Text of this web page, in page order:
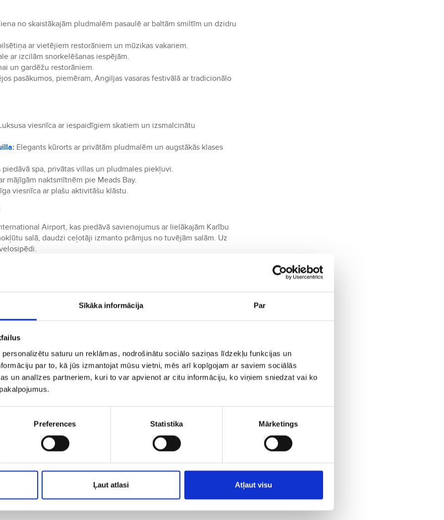
Sīkāka informācija Par
saturu un reklāmas, nodrošinātu sociālo saziņas līdzekļu funkcijas un
par to, kā jūs izmantojat mūsu vietni, mēs arī kopīgojam ar saviem sociālās
un analīzes partneriem, kuri to var apvienot ar citu informāciju, ko viņiem sniedzat vai ko
Preferences Statistika Mārketings
Ļaut atlasi Atļaut visu
no skaistākajām pludmalēm pasaulē ar baltām smiltīm un dzidru
ar vietējiem restorāniem un mūzikas vakariem.
ar izcilām snorkelēšanas iespējām.
un gardēžu restorāniem.
pasākumos, piemēram, Angiljas vasaras festivālā ar tradicionālo
viesnīca ar iespaidīgiem skatiem un izsmalcinātu
: Elegants kūrorts ar privātām pludmalēm un augstākās klases
spa, privātas villas un pludmales piekļuvi.
mājīgām naktsmītnēm pie Meads Bay.
viesnīca ar plašu aktivitāšu klāstu.
Airport, kas piedāvā savienojumus ar lielākajām Karību
salā, daudzi ceļotāji izmanto prāmjus no tuvējām salām. Uz
(XCD), taču daudzi uzņēmumi pieņem arī ASV dolārus. Dzīves
luksusa pakalpojumus, taču ēdināšanas un izmitināšanas iespējas
un draudzīgumu. Sala lepojas ar savu mūzikas un deju
Vietējie festivāli un svētki ir lieliska iespēja iepazīt salinieku
piemēram, omāriem, garnelēm un zivīm. Vietējās ēdnīcās varat
omāru, zivju zupu un rīsus ar pupiņām. Salas rumu un
stundas, iekļaujot pārsēšanos Eiropas un Karību jūras lidostās,
uz Angilju, ietver British Airways, KLM un American Airlines,